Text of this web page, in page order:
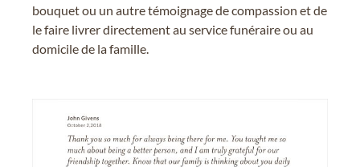
bouquet ou un autre témoignage de compassion et de
le faire livrer directement au service funéraire ou au
domicile de la famille.